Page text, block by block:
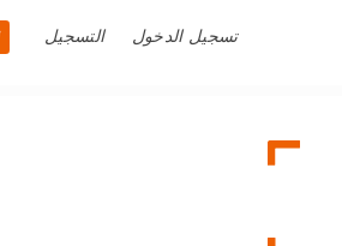
تسجيل الدخول التسجيل